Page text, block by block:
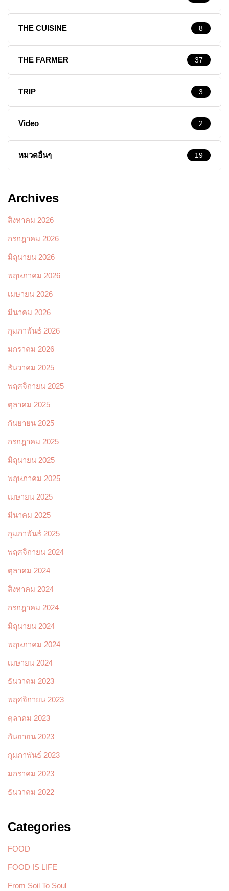
THE CUISINE 8
THE FARMER 37
TRIP 3
Video 2
หมวดอื่นๆ 19
Archives
สิงหาคม 2026
กรกฎาคม 2026
มิถุนายน 2026
พฤษภาคม 2026
เมษายน 2026
มีนาคม 2026
กุมภาพันธ์ 2026
มกราคม 2026
ธันวาคม 2025
พฤศจิกายน 2025
ตุลาคม 2025
กันยายน 2025
กรกฎาคม 2025
มิถุนายน 2025
พฤษภาคม 2025
เมษายน 2025
มีนาคม 2025
กุมภาพันธ์ 2025
พฤศจิกายน 2024
ตุลาคม 2024
สิงหาคม 2024
กรกฎาคม 2024
มิถุนายน 2024
พฤษภาคม 2024
เมษายน 2024
ธันวาคม 2023
พฤศจิกายน 2023
ตุลาคม 2023
กันยายน 2023
กุมภาพันธ์ 2023
มกราคม 2023
ธันวาคม 2022
Categories
FOOD
FOOD IS LIFE
From Soil To Soul